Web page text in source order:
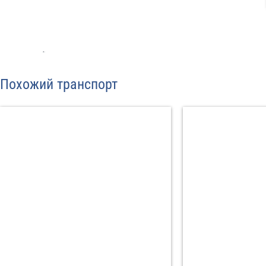
Похожий транспорт